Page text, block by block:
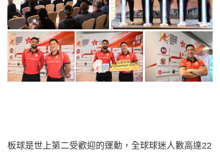
板球是世上第二受歡迎的運動，全球球迷人數高達22